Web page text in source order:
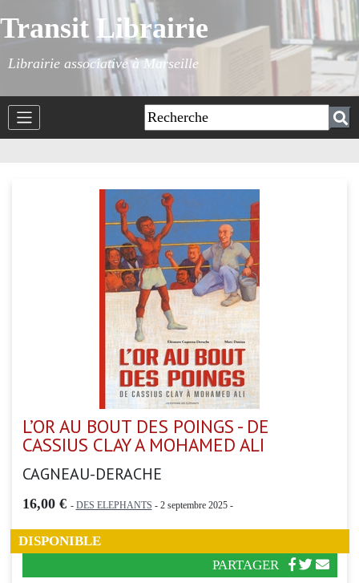
Transit Librairie
Librairie associative à Marseille
L’OR AU BOUT DES POINGS - DE
CASSIUS CLAY A MOHAMED ALI
CAGNEAU-DERACHE
16,00 € - DES ELEPHANTS - 2 septembre 2025 -
DISPONIBLE
PARTAGER